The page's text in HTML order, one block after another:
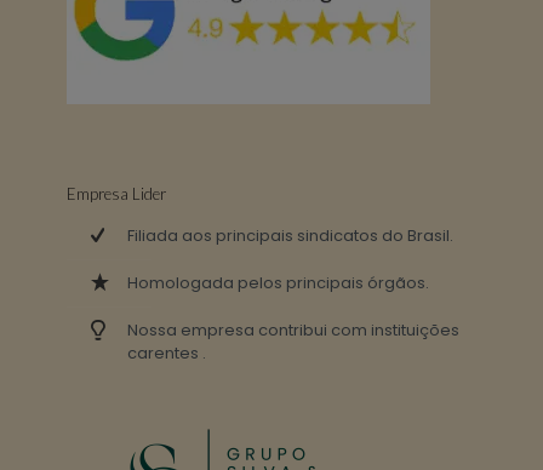
Empresa Lider
Filiada aos principais sindicatos do Brasil.
Homologada pelos principais órgãos.
Nossa empresa contribui com instituições
carentes .